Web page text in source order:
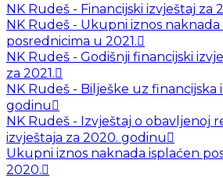
NK Rudeš - Financijski izvještaj za
NK Rudeš - Ukupni iznos naknada
posrednicima u 2021.
NK Rudeš - Godišnji financijski
za 2021.
NK Rudeš - Bilješke uz financijska
godinu
NK Rudeš - Izvještaj o obavljenoj
izvještaja za 2020. godinu
Ukupni iznos naknada isplaćen
2020.